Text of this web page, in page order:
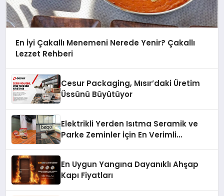
En İyi Çakallı Menemeni Nerede Yenir? Çakallı
Lezzet Rehberi
Cesur Packaging, Mısır’daki Üretim
Üssünü Büyütüyor
Elektrikli Yerden Isıtma Seramik ve
Parke Zeminler İçin En Verimli
En Uygun Yangına Dayanıklı Ahşap
Kapı Fiyatları